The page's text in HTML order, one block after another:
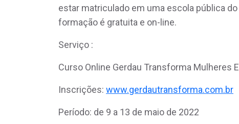
estar matriculado em uma escola pública
formação é gratuita e on-line.
Serviço :
Curso Online Gerdau Transforma Mulheres
Inscrições: www.gerdautransforma.com.br
Período: de 9 a 13 de maio de 2022